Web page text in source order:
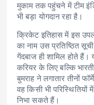
मुकाम तक पहुंचने में टीम
भी बड़ा योगदान रहा है।
क्रिकेट इतिहास में इस
का नाम उस प्रतिष्ठित
गेंदबाज ही शामिल होते
करियर के लिए बल्कि
बुमराह ने लगातार तीनों
वह किसी भी परिस्थितियों
निभा सकते हैं।